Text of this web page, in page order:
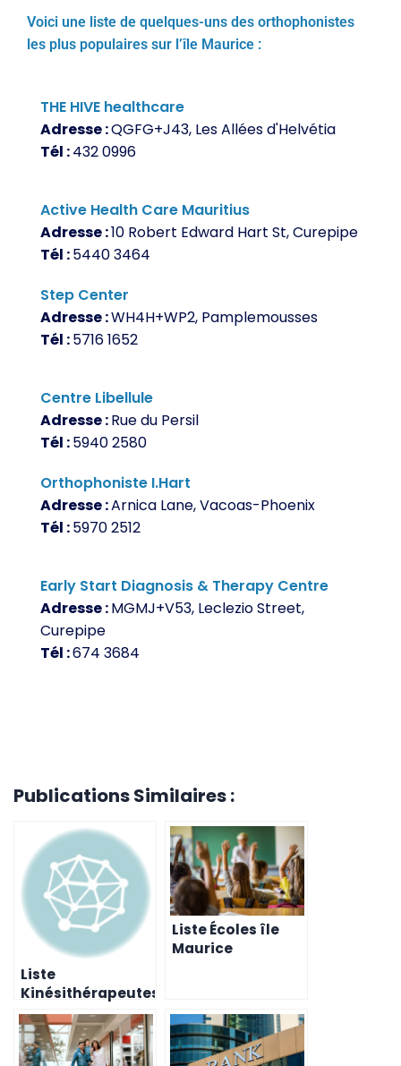
Voici une liste de quelques-uns des orthophonistes
les plus populaires sur l’île Maurice :
THE HIVE healthcare
Adresse :QGFG+J43, Les Allées d'Helvétia
Tél :432 0996
Active Health Care Mauritius
Adresse :10 Robert Edward Hart St, Curepipe
Tél :5440 3464
Step Center
Adresse :WH4H+WP2, Pamplemousses
Tél :5716 1652
Centre Libellule
Adresse :Rue du Persil
Tél :5940 2580
Orthophoniste I.Hart
Adresse :Arnica Lane, Vacoas-Phoenix
Tél :5970 2512
Early Start Diagnosis & Therapy Centre
Adresse :MGMJ+V53, Leclezio Street,
Curepipe
Tél :674 3684
Publications Similaires :
Liste
Kinésithérapeutes
île Maurice
Liste Écoles île
Maurice